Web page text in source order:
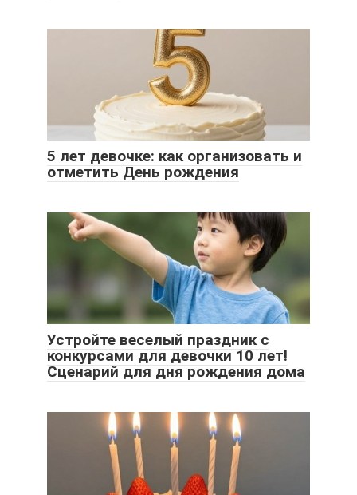
5 лет девочке: как организовать и
отметить День рождения
Устройте веселый праздник с
конкурсами для девочки 10 лет!
Сценарий для дня рождения дома